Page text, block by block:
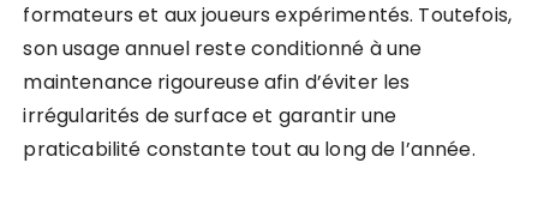
formateurs et aux joueurs expérimentés. Toutefois,
son usage annuel reste conditionné à une
maintenance rigoureuse afin d’éviter les
irrégularités de surface et garantir une
praticabilité constante tout au long de l’année.